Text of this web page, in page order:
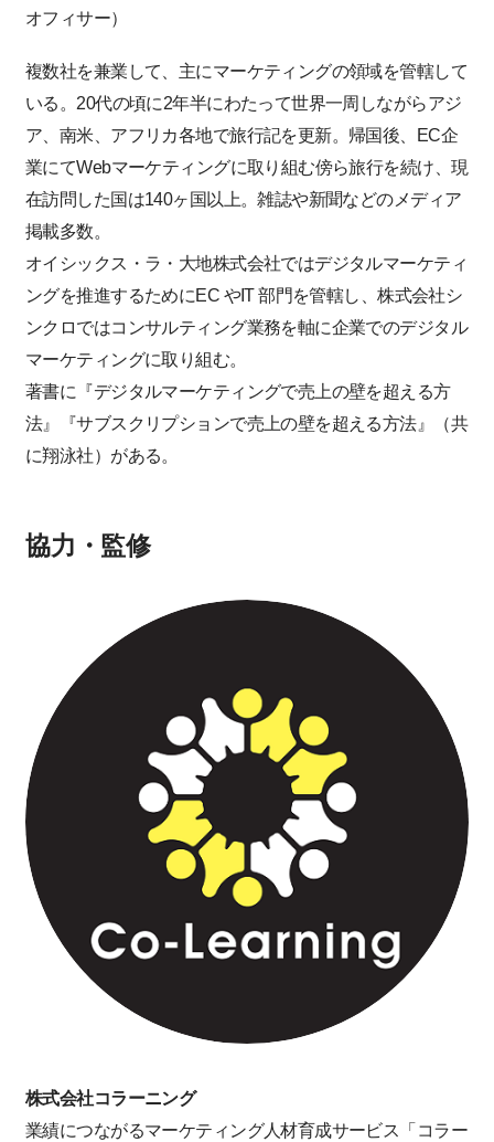
オフィサー）
複数社を兼業して、主にマーケティングの領域を管轄して
いる。20代の頃に2年半にわたって世界一周しながらアジ
ア、南米、アフリカ各地で旅行記を更新。帰国後、EC企
業にてWebマーケティングに取り組む傍ら旅行を続け、現
在訪問した国は140ヶ国以上。雑誌や新聞などのメディア
掲載多数。
オイシックス・ラ・大地株式会社ではデジタルマーケティ
ングを推進するためにEC やIT 部門を管轄し、株式会社シ
ンクロではコンサルティング業務を軸に企業でのデジタル
マーケティングに取り組む。
著書に『デジタルマーケティングで売上の壁を超える方
法』『サブスクリプションで売上の壁を超える方法』（共
に翔泳社）がある。
協力・監修
株式会社コラーニング
業績につながるマーケティング人材育成サービス「コラー